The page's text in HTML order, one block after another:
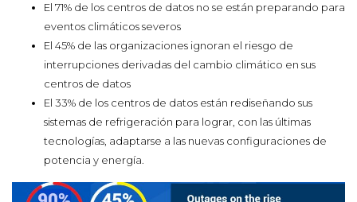
El 71% de los centros de datos no se están preparando para
eventos climáticos severos
El 45% de las organizaciones ignoran el riesgo de
interrupciones derivadas del cambio climático en sus
centros de datos
El 33% de los centros de datos están rediseñando sus
sistemas de refrigeración para lograr, con las últimas
tecnologías, adaptarse a las nuevas configuraciones de
potencia y energía.